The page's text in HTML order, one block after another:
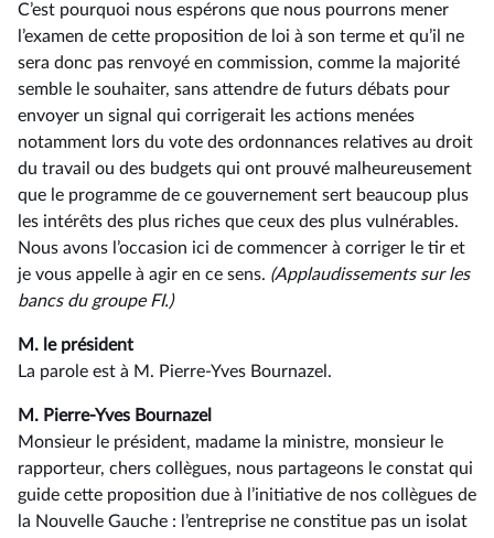
C’est pourquoi nous espérons que nous pourrons mener
l’examen de cette proposition de loi à son terme et qu’il ne
sera donc pas renvoyé en commission, comme la majorité
semble le souhaiter, sans attendre de futurs débats pour
envoyer un signal qui corrigerait les actions menées
notamment lors du vote des ordonnances relatives au droit
du travail ou des budgets qui ont prouvé malheureusement
que le programme de ce gouvernement sert beaucoup plus
les intérêts des plus riches que ceux des plus vulnérables.
Nous avons l’occasion ici de commencer à corriger le tir et
je vous appelle à agir en ce sens. (Applaudissements sur les
bancs du groupe FI.)
M. le président
La parole est à M. Pierre-Yves Bournazel.
M. Pierre-Yves Bournazel
Monsieur le président, madame la ministre, monsieur le
rapporteur, chers collègues, nous partageons le constat qui
guide cette proposition due à l’initiative de nos collègues de
la Nouvelle Gauche : l’entreprise ne constitue pas un isolat